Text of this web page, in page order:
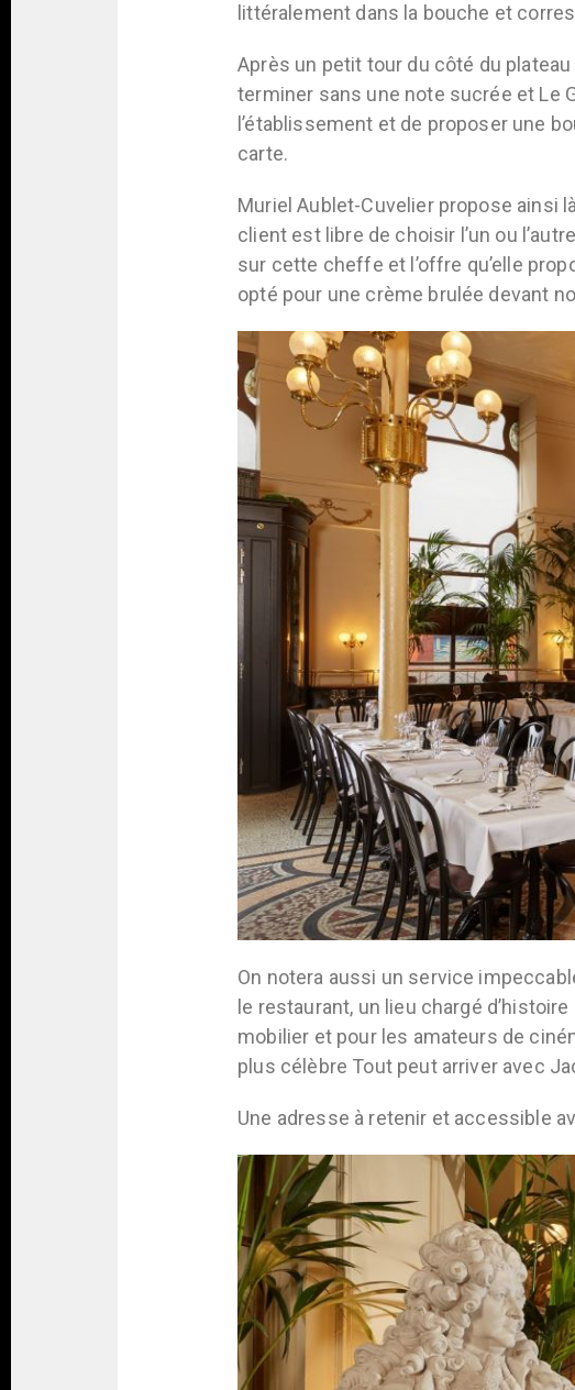
littéralement dans la bouche et
Après un petit tour du côté du
terminer sans une note sucrée et Le
l’établissement et de proposer une
carte.
Muriel Aublet-Cuvelier propose ainsi
client est libre de choisir l’un ou
sur cette cheffe et l’offre qu’elle
opté pour une crème brulée devant
On notera aussi un service
le restaurant, un lieu chargé
mobilier et pour les amateurs de
plus célèbre Tout peut arriver avec
Une adresse à retenir et accessible